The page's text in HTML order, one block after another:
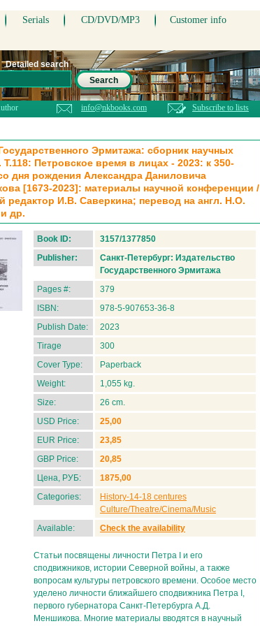
Serials CD/DVD/MP3 Customer info
Detailed search
Search
info@nkbooks.com Subscribe to lists
Эрмитажа: сборник научных
Т.118: Петровское время в лицах - 2023: к 350-
дня рождения Александра Даниловича
[1673-2023]: материалы научной конференции /
редактор И.В. Саверкина; перевод на англ. Н.О.
др.
Book ID:
3157/1377850
Publisher:
Санкт-Петербург: Издательство
Государственного Эрмитажа
Pages #:
379
ISBN:
978-5-907653-36-8
Publish Date:
2023
Tirage
300
Cover Type:
Paperback
Weight:
1,055 kg.
Size:
26 cm.
USD Price:
25,00
EUR Price:
23,85
GBP Price:
20,85
Цена, РУБ:
1875,00
Categories:
History-14-18 centures
Culture/Theatre/Cinema/Music
Available:
Check the availability
Статьи посвящены личности Петра I и его
сподвижников, истории Северной войны, а также
вопросам культуры петровского времени. Особое место
уделено личности ближайшего сподвижника Петра I,
первого губернатора Санкт-Петербурга А.Д.
Меншикова. Многие материалы вводятся в научный